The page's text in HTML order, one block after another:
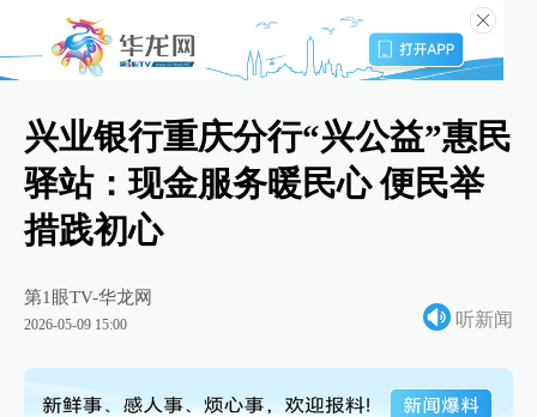
兴业银行重庆分行“兴公益”惠民
驿站：现金服务暖民心 便民举
措践初心
第1眼TV-华龙网
2026-05-09 15:00 听新闻